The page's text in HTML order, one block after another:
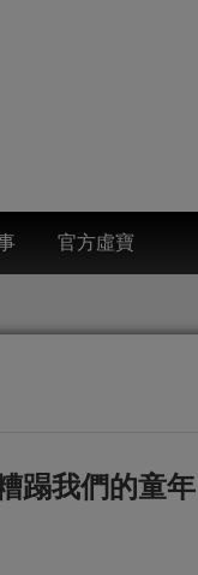
官方虛寶
蹋我們的童